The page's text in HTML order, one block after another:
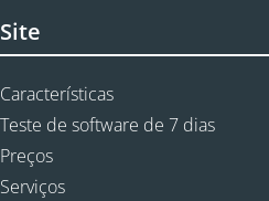
Site
Características
Teste de software de 7 dias
Preços
Serviços